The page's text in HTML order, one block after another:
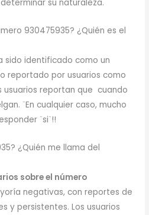
su naturaleza.
930475935? ¿Quién es el
sido identificado como un
reportado por usuarios como
usuarios reportan que cuando
¨En cualquier caso, mucho
¨si¨!!
¿Quién me llama del
sobre el número
negativas, con reportes de
y persistentes. Los usuarios